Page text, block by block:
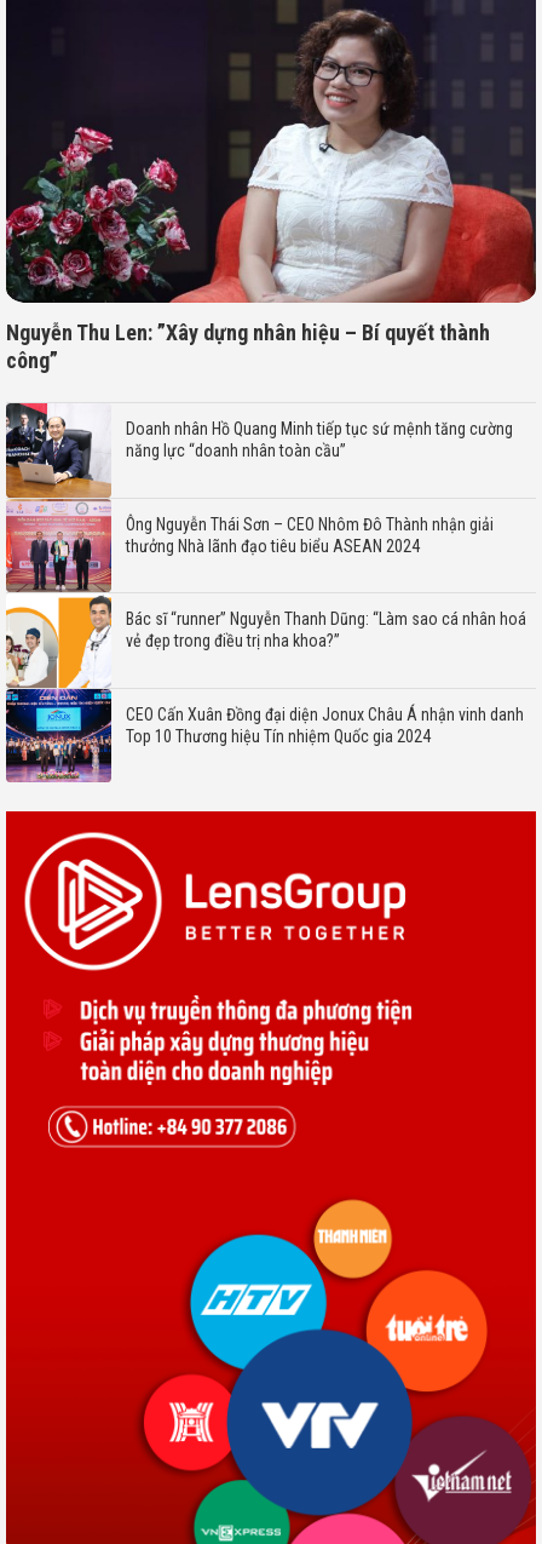
Nguyễn Thu Len: ”Xây dựng nhân hiệu – Bí quyết thành
công”
Doanh nhân Hồ Quang Minh tiếp tục sứ mệnh tăng cường
năng lực “doanh nhân toàn cầu”
Ông Nguyễn Thái Sơn – CEO Nhôm Đô Thành nhận giải
thưởng Nhà lãnh đạo tiêu biểu ASEAN 2024
Bác sĩ “runner” Nguyễn Thanh Dũng: “Làm sao cá nhân hoá
vẻ đẹp trong điều trị nha khoa?”
CEO Cấn Xuân Đồng đại diện Jonux Châu Á nhận vinh danh
Top 10 Thương hiệu Tín nhiệm Quốc gia 2024